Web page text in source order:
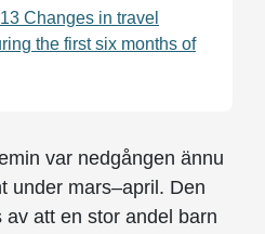
Changes in travel
the first six months of
var nedgången ännu
under mars–april. Den
att en stor andel barn